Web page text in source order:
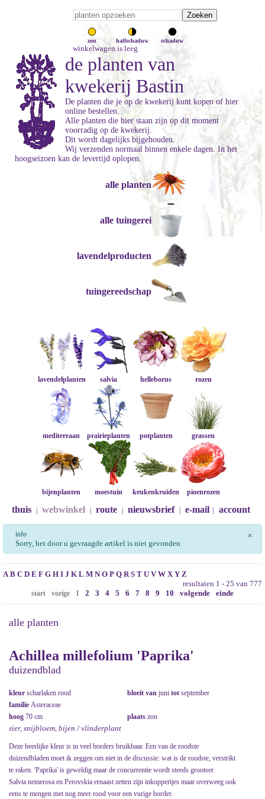
zon halfschaduw schaduw
winkelwagen is leeg
de planten van
kwekerij Bastin
De planten die je op de kwekerij kunt kopen of hier
online bestellen.
Alle planten die hier staan zijn op dit moment
voorradig op de kwekerij.
Dit wordt dagelijks bijgehouden.
Wij verzenden normaal binnen enkele dagen. In het
hoogseizoen kan de levertijd oplopen.
alle planten
alle tuingerei
lavendelproducten
tuingereedschap
lavendelplanten salvia helleborus rozen
mediterraan prairieplanten potplanten grassen
bijenplanten moestuin keukenkruiden pioenrozen
thuis webwinkel route nieuwsbrief e-mail account
×
info
Sorry, het door u gevraagde artikel is niet gevonden
A B C D E F G H I J K L M N O P Q R S T U V W X Y Z
resultaten 1 - 25 van 777
start vorige 1 2 3 4 5 6 7 8 9 10 volgende einde
alle planten
Achillea millefolium 'Paprika'
duizendblad
kleur scharlaken rood bloeit van juni tot september
familie Asteraceae
hoog 70 cm plaats zon
sier, snijbloem, bijen / vlinderplant
Deze heerlijke kleur is in veel borders bruikbaar. Een van de roodste
duizendbladen moet ik zeggen om niet in de discussie: wat is de roodste, verstrikt
te raken. 'Paprika' is geweldig maar de concurrentie wordt steeds grootser.
Salvia nemerosa en Perovskia ernaast zetten zijn inkoppertjes maar overweeg ook
eens te mengen met nog meer rood voor een vurige border.